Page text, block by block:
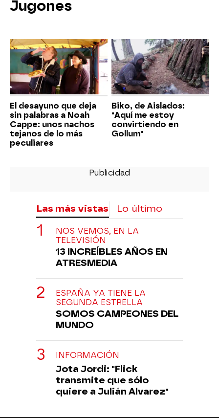
Jugones
El desayuno que deja
sin palabras a Noah
Cappe: unos nachos
tejanos de lo más
peculiares
Biko, de Aislados:
"Aquí me estoy
convirtiendo en
Gollum"
Las más vistas Lo último
NOS VEMOS, EN LA
TELEVISIÓN
13 INCREÍBLES AÑOS EN
ATRESMEDIA
ESPAÑA YA TIENE LA
SEGUNDA ESTRELLA
SOMOS CAMPEONES DEL
MUNDO
INFORMACIÓN
Jota Jordi: "Flick
transmite que sólo
quiere a Julián Alvarez"